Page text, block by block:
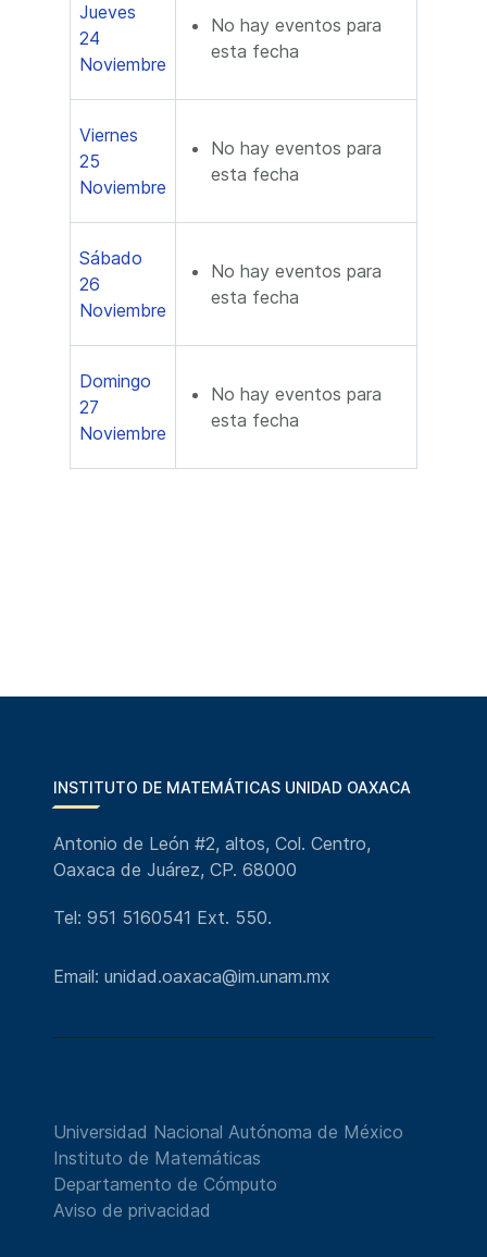
Jueves
24
Noviembre
No hay eventos para
esta fecha
Viernes
25
Noviembre
No hay eventos para
esta fecha
Sábado
26
Noviembre
No hay eventos para
esta fecha
Domingo
27
Noviembre
No hay eventos para
esta fecha
INSTITUTO DE MATEMÁTICAS UNIDAD OAXACA
Antonio de León #2, altos, Col. Centro,
Oaxaca de Juárez, CP. 68000
Tel: 951 5160541 Ext. 550.
Email: unidad.oaxaca@im.unam.mx
Universidad Nacional Autónoma de México
Instituto de Matemáticas
Departamento de Cómputo
Aviso de privacidad